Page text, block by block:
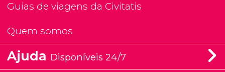
Guias de viagens da Civitatis
Quem somos
Ajuda Disponíveis 24/7